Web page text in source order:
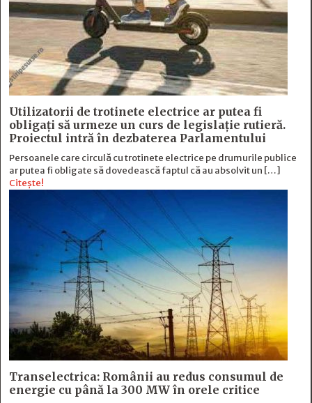
Utilizatorii de trotinete electrice ar putea fi
obligați să urmeze un curs de legislație rutieră.
Proiectul intră în dezbaterea Parlamentului
Persoanele care circulă cu trotinete electrice pe drumurile publice
ar putea fi obligate să dovedească faptul că au absolvit un […]
Citește!
Transelectrica: Românii au redus consumul de
energie cu până la 300 MW în orele critice